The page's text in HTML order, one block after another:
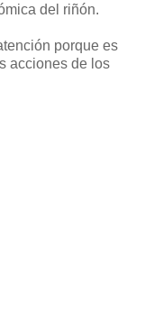
del riñón.
porque es
acciones de los